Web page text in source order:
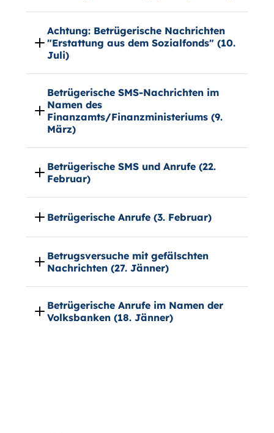
Achtung: Betrügerische Nachrichten
"Erstattung aus dem Sozialfonds" (10.
Juli)
Betrügerische SMS-Nachrichten im
Namen des
Finanzamts/Finanzministeriums (9.
März)
Betrügerische SMS und Anrufe (22.
Februar)
Betrügerische Anrufe (3. Februar)
Betrugsversuche mit gefälschten
Nachrichten (27. Jänner)
Betrügerische Anrufe im Namen der
Volksbanken (18. Jänner)